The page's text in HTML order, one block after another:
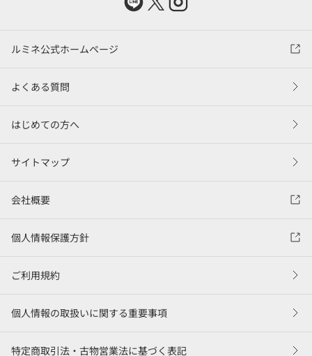
ルミネ公式ホームページ
よくある質問
はじめての方へ
サイトマップ
会社概要
個人情報保護方針
ご利用規約
個人情報の取扱いに関する重要事項
特定商取引法・古物営業法に基づく表記